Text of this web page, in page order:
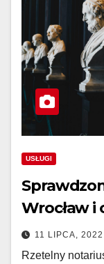
USŁUGI
Wrocław i
11 LIPCA, 2022
Rzetelny